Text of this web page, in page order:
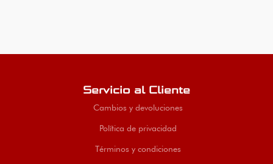
Servicio al Cliente
Cambios y devoluciones
Política de privacidad
Términos y condiciones